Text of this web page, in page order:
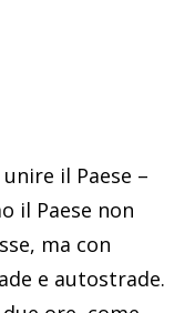
il Paese –
il Paese non
ma con
e autostrade.